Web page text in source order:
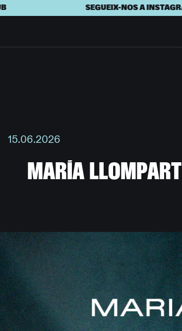
SEGUEIX-NOS A INSTAGRAM
15.06.2026
MA R ÍA LLO M PART